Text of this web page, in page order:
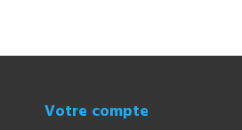
Votre compte